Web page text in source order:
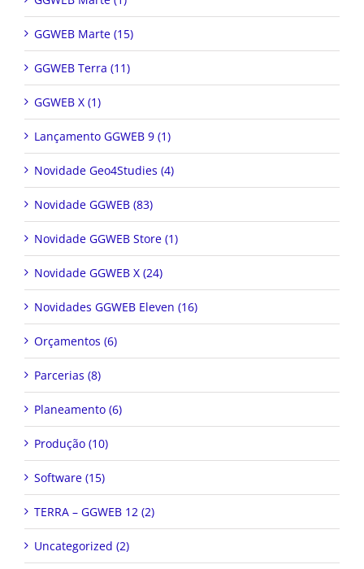
GGWEB Marte (15)
GGWEB Terra (11)
GGWEB X (1)
Lançamento GGWEB 9 (1)
Novidade Geo4Studies (4)
Novidade GGWEB (83)
Novidade GGWEB Store (1)
Novidade GGWEB X (24)
Novidades GGWEB Eleven (16)
Orçamentos (6)
Parcerias (8)
Planeamento (6)
Produção (10)
Software (15)
TERRA – GGWEB 12 (2)
Uncategorized (2)